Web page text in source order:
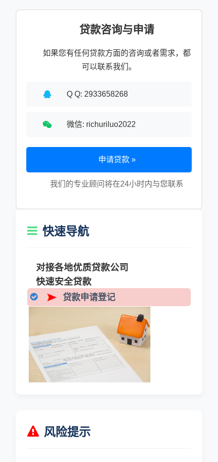
贷款咨询与申请
如果您有任何贷款方面的咨询或者需求，都
可以联系我们。
Q Q: 2933658268
微信: richuriluo2022
申请贷款 »
我们的专业顾问将在24小时内与您联系
快速导航
对接各地优质贷款公司
快速安全贷款
贷款申请登记
风险提示